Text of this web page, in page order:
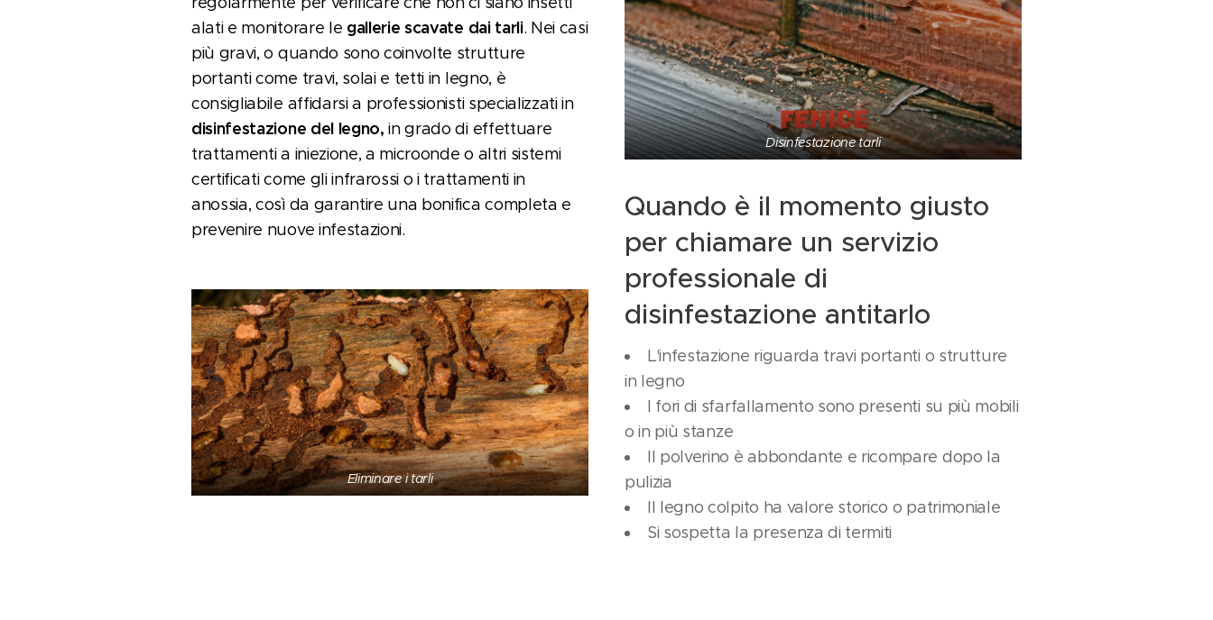
alati e monitorare le gallerie scavate dai tarli. Nei casi
più gravi, o quando sono coinvolte strutture
portanti come travi, solai e tetti in legno, è
consigliabile affidarsi a professionisti specializzati in
disinfestazione del legno, in grado di effettuare
trattamenti a iniezione, a microonde o altri sistemi
certificati come gli infrarossi o i trattamenti in
anossia, così da garantire una bonifica completa e
prevenire nuove infestazioni.
Eliminare i tarli
Disinfestazione tarli
Quando è il momento giusto
per chiamare un servizio
professionale di
disinfestazione antitarlo
L'infestazione riguarda travi portanti o strutture
in legno
I fori di sfarfallamento sono presenti su più mobili
o in più stanze
Il polverino è abbondante e ricompare dopo la
pulizia
Il legno colpito ha valore storico o patrimoniale
Si sospetta la presenza di termiti